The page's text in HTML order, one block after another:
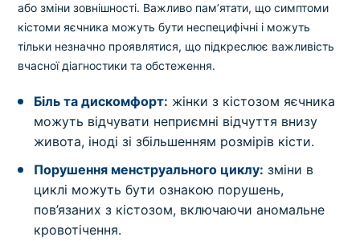
або зміни зовнішності. Важливо пам’ятати, що симптоми
кістоми яєчника можуть бути неспецифічні і можуть
тільки незначно проявлятися, що підкреслює важливість
вчасної діагностики та обстеження.
Біль та дискомфорт: жінки з кістозом яєчника
можуть відчувати неприємні відчуття внизу
живота, іноді зі збільшенням розмірів кісти.
Порушення менструального циклу: зміни в
циклі можуть бути ознакою порушень,
пов’язаних з кістозом, включаючи аномальне
кровотічення.